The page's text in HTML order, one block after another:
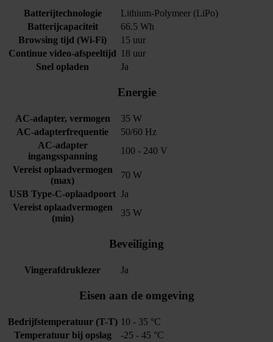
Batterijtechnologie
Lithium-Polymeer (LiPo)
Batterijcapaciteit
66.5 Wh
Browsing tijd (Wi-Fi)
15 uur
Continue video-afspeeltijd 18 uur
Snel opladen
Ja
Energie
AC-adapter, vermogen
35 W
AC-adapterfrequentie
50/60 Hz
AC-adapter
ingangsspanning
100 - 240 V
Vereist oplaadvermogen
(max)
70 W
USB Type-C-oplaadpoort Ja
Vereist oplaadvermogen
(min)
35 W
Beveiliging
Vingerafdruklezer Ja
Eisen aan de omgeving
Bedrijfstemperatuur (T-T) 10 - 35 °C
Temperatuur bij opslag
-25 - 45 °C